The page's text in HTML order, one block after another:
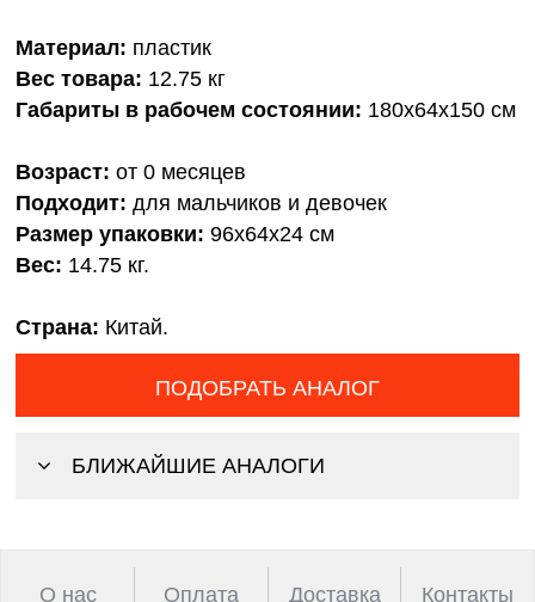
Материал: пластик
Вес товара: 12.75 кг
Габариты в рабочем состоянии: 180х64х150 см
Возраст: от 0 месяцев
Подходит: для мальчиков и девочек
Размер упаковки: 96x64x24 см
Вес: 14.75 кг.
Страна: Китай.
ПОДОБРАТЬ АНАЛОГ
БЛИЖАЙШИЕ АНАЛОГИ
О нас Оплата Доставка Контакты